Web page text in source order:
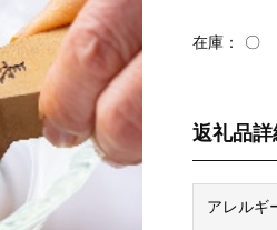
在庫： 〇
返礼品
アレルギ